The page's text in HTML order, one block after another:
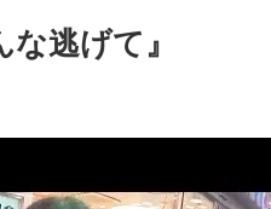
逃げて』